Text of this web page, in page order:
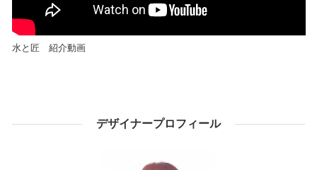
水と匠 紹介動画
デザイナープロフィール